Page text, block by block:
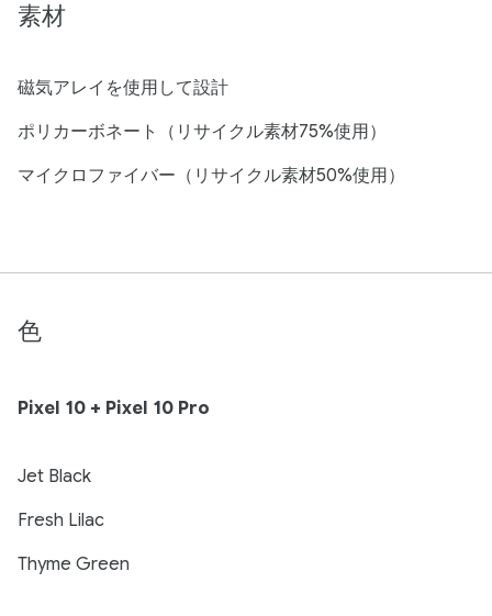
素材
磁気アレイを使用して設計
ポリカーボネート（リサイクル素材75%使用）
マイクロファイバー（リサイクル素材50%使用）
色
Pixel 10 + Pixel 10 Pro
Jet Black
Fresh Lilac
Thyme Green